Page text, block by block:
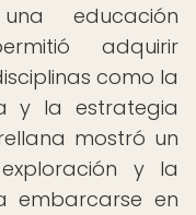
educación
adquirir
como la
y la estrategia
mostró un
y la
embarcarse en